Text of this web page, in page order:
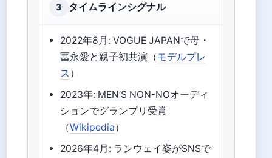
3 タイムラインシグナル
2022年8月: VOGUE JAPANで母・
冨永愛と親子初共演（モデルプレ
ス ）
2023年: MEN’S NON-NOオーディ
ションでグランプリ受賞
（Wikipedia）
2026年4月: ランウェイ姿がSNSで